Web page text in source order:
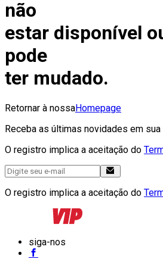
não
estar disponível
pode
ter mudado.
Retornar à nossaHomepage
Receba as últimas novidades em
O registro implica a aceitação do
O registro implica a aceitação do
siga-nos